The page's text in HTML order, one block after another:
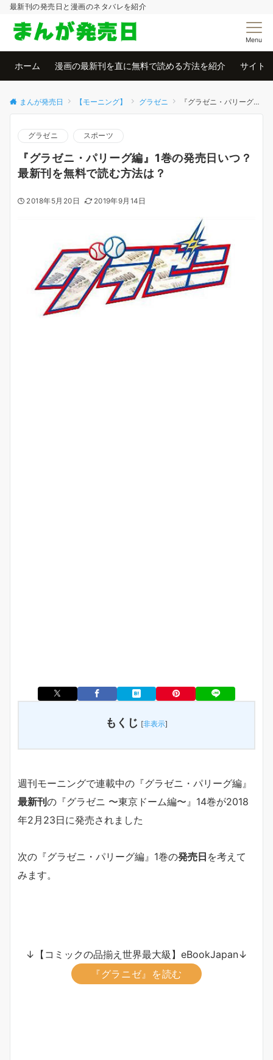
最新刊の発売日と漫画のネタバレを紹介
Menu
ホーム 漫画の最新刊を直に無料で読める方法を紹介 サイト
まんが発売日 【モーニング】 グラゼニ 『グラゼニ・パリーグ編』1巻の発売日いつ？最新刊を無料で読む方法は？
グラゼニ スポーツ
『グラゼニ・パリーグ編』1巻の発売日いつ？
最新刊を無料で読む方法は？
2018年5月20日 2019年9月14日
もくじ [非表示]
週刊モーニングで連載中の『グラゼニ・パリーグ編』
最新刊 の『グラゼニ 〜東京ドーム編〜』14巻が2018
年2月23日に発売されました
次の『グラゼニ・パリーグ編』1巻の発売日 を考えて
みます。
↓【コミックの品揃え世界最大級】eBookJapan↓
『グラニゼ』を読む